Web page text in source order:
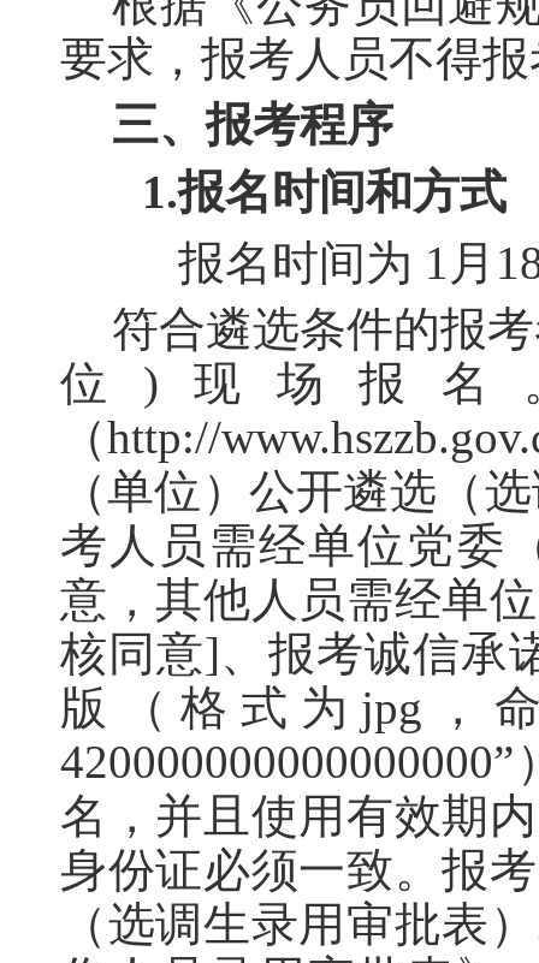
要求，报考人员不得
三、报考程序
1.报名时间和方式
报名时间为 1月18
符合遴选条件的报
位 ) 现场报名
（http://
（单位）公开遴选（
考人员需经单位党委
意，其他人员需经单
核同意]、报考诚信承
版（格式为 jpg ，
420000000000000000”
名，并且使用有效期
身份证必须一致。报
（选调生录用审批表